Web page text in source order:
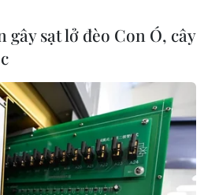
sạt lở đèo Con Ó, cây